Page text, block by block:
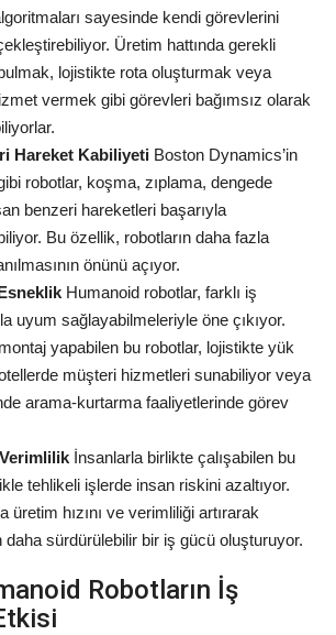
sayesinde kendi görevlerini
Üretim hattında gerekli
lojistikte rota oluşturmak veya
vermek gibi görevleri bağımsız olarak
Hareket Kabiliyeti Boston Dynamics’in
robotlar, koşma, zıplama, dengede
benzeri hareketleri başarıyla
Bu özellik, robotların daha fazla
önünü açıyor.
Humanoid robotlar, farklı iş
uyum sağlayabilmeleriyle öne çıkıyor.
yapabilen bu robotlar, lojistikte yük
müşteri hizmetleri sunabiliyor veya
arama-kurtarma faaliyetlerinde görev
İnsanlarla birlikte çalışabilen bu
tehlikeli işlerde insan riskini azaltıyor.
üretim hızını ve verimliliği artırarak
daha sürdürülebilir bir iş gücü oluşturuyor.
Robotların İş